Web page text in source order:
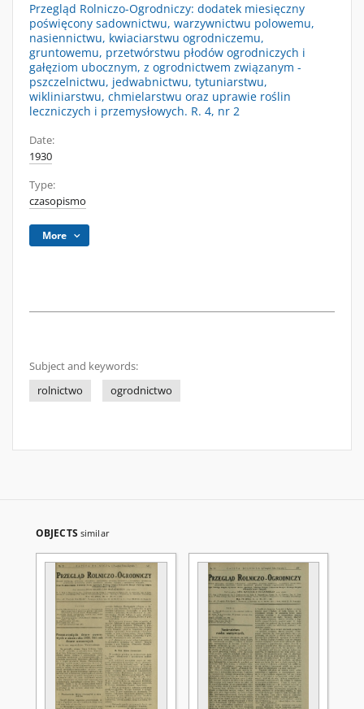
Przegląd Rolniczo-Ogrodniczy: dodatek miesięczny
poświęcony sadownictwu, warzywnictwu polowemu,
nasiennictwu, kwiaciarstwu ogrodniczemu,
gruntowemu, przetwórstwu płodów ogrodniczych i
gałęziom ubocznym, z ogrodnictwem związanym -
pszczelnictwu, jedwabnictwu, tytuniarstwu,
wikliniarstwu, chmielarstwu oraz uprawie roślin
leczniczych i przemysłowych. R. 4, nr 2
Date:
1930
Type:
czasopismo
More
Subject and keywords:
rolnictwo
ogrodnictwo
OBJECTS similar